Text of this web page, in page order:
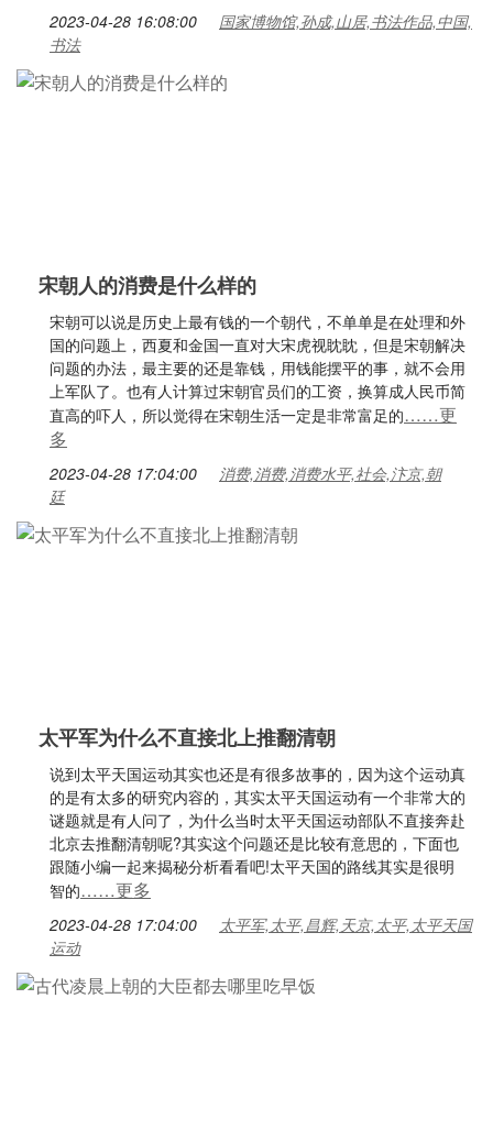
2023-04-28 16:08:00
国家博物馆,孙成,山居,书法作品,中国,
书法
宋朝人的消费是什么样的
宋朝可以说是历史上最有钱的一个朝代，不单单是在处理和外
国的问题上，西夏和金国一直对大宋虎视眈眈，但是宋朝解决
问题的办法，最主要的还是靠钱，用钱能摆平的事，就不会用
上军队了。也有人计算过宋朝官员们的工资，换算成人民币简
直高的吓人，所以觉得在宋朝生活一定是非常富足的……更
多
2023-04-28 17:04:00
消费,消费,消费水平,社会,汴京,朝
廷
太平军为什么不直接北上推翻清朝
说到太平天国运动其实也还是有很多故事的，因为这个运动真
的是有太多的研究内容的，其实太平天国运动有一个非常大的
谜题就是有人问了，为什么当时太平天国运动部队不直接奔赴
北京去推翻清朝呢?其实这个问题还是比较有意思的，下面也
跟随小编一起来揭秘分析看看吧!太平天国的路线其实是很明
智的……更多
2023-04-28 17:04:00
太平军,太平,昌辉,天京,太平,太平天国
运动